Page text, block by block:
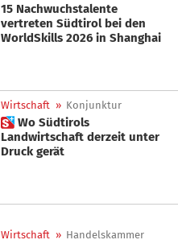
15 Nachwuchstalente
vertreten Südtirol bei den
WorldSkills 2026 in Shanghai
Wirtschaft » Konjunktur
 Wo Südtirols
Landwirtschaft derzeit unter
Druck gerät
Wirtschaft » Handelskammer